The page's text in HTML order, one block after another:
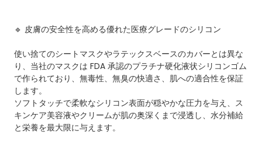
🔹 皮膚の安全性を高める優れた医療グレードのシリコン
使い捨てのシートマスクやラテックスベースのカバーとは異な
り、当社のマスクは FDA 承認のプラチナ硬化液状シリコンゴム
で作られており、無毒性、無臭の快適さ、肌への適合性を保証
します。
ソフトタッチで柔軟なシリコン表面が穏やかな圧力を与え、ス
キンケア美容液やクリームが肌の奥深くまで浸透し、水分補給
と栄養を最大限に与えます。